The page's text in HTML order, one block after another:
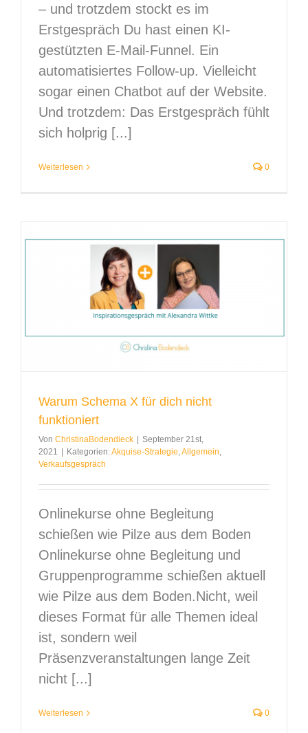
– und trotzdem stockt es im
Erstgespräch Du hast einen KI-
gestützten E-Mail-Funnel. Ein
automatisiertes Follow-up. Vielleicht
sogar einen Chatbot auf der Website.
Und trotzdem: Das Erstgespräch fühlt
sich holprig [...]
Weiterlesen 0
Warum Schema X für dich nicht
funktioniert
Von ChristinaBodendieck | September 21st,
2021
| Kategorien:Akquise-Strategie Allgemein
Verkaufsgespräch
Onlinekurse ohne Begleitung
schießen wie Pilze aus dem Boden
Onlinekurse ohne Begleitung und
Gruppenprogramme schießen aktuell
wie Pilze aus dem Boden.Nicht, weil
dieses Format für alle Themen ideal
ist, sondern weil
Präsenzveranstaltungen lange Zeit
nicht [...]
Weiterlesen 0